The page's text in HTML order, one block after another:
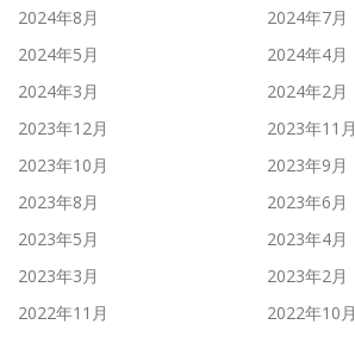
2024年8月
2024年7月
2024年5月
2024年4月
2024年3月
2024年2月
2023年12月
2023年11月
2023年10月
2023年9月
2023年8月
2023年6月
2023年5月
2023年4月
2023年3月
2023年2月
2022年11月
2022年10月